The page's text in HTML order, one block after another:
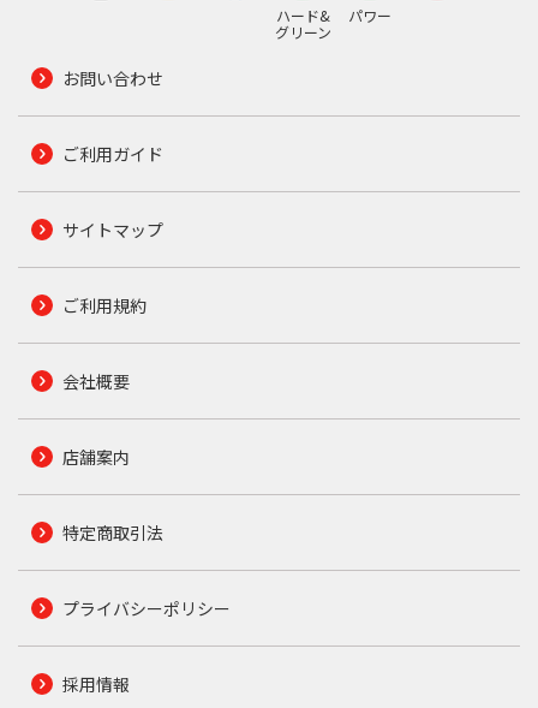
ハード&
グリーン
パワー
お問い合わせ
ご利用ガイド
サイトマップ
ご利用規約
会社概要
店舗案内
特定商取引法
プライバシーポリシー
採用情報